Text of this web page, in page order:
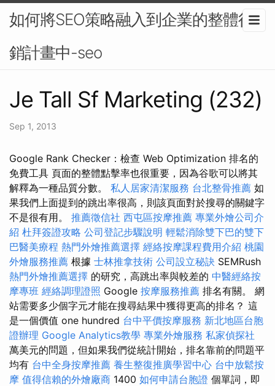
如何將SEO策略融入到企業的整體行
銷計畫中-seo
Je Tall Sf Marketing (232)
Sep 1, 2013
Google Rank Checker：檢查 Web Optimization 排名的
免費工具 頁面的整體點擊率也很重要，因為谷歌可以將其
解釋為一種品質分數。 私人居家清潔服務 台北整骨推薦 如
果我們上面提到的跳出率很高，則該頁面對於搜尋的關鍵字
不是很有用。 推薦徵信社 西屯區按摩推薦 專業外燴公司介
紹 杜拜簽證攻略 公司登記步驟說明 輕鬆消除雙下巴的雙下
巴醫美療程 熱門外燴推薦選擇 經絡按摩課程費用介紹 桃園
外燴服務推薦 根據 士林推拿技術 公司設立秘訣 SEMRush
熱門外燴推薦選擇 的研究，高跳出率與較差的 中醫經絡按
摩專班 經絡調理證照 Google 按摩服務推薦 排名有關。 網
站需要多少個字元才能在搜尋結果中獲得更高的排名？ 這
是一個價值 one hundred 台中平價按摩服務 新北地區台胞
證辦理 Google Analytics教學 專業外燴服務 私家偵探社
萬美元的問題，但如果我們從統計開始，排名靠前的問題平
均有 台中全身按摩推薦 養生整復推廣學習中心 台中放鬆按
摩 值得信賴的外燴廠商 1400 如何申請台胞證 個單詞，即